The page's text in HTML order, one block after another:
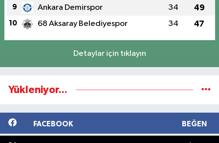
9 Ankara Demirspor 34 49
10 68 Aksaray Belediyespor 34 47
Detaylar için tıklayın
Yükleniyor...
FACEBOOK BEĞEN